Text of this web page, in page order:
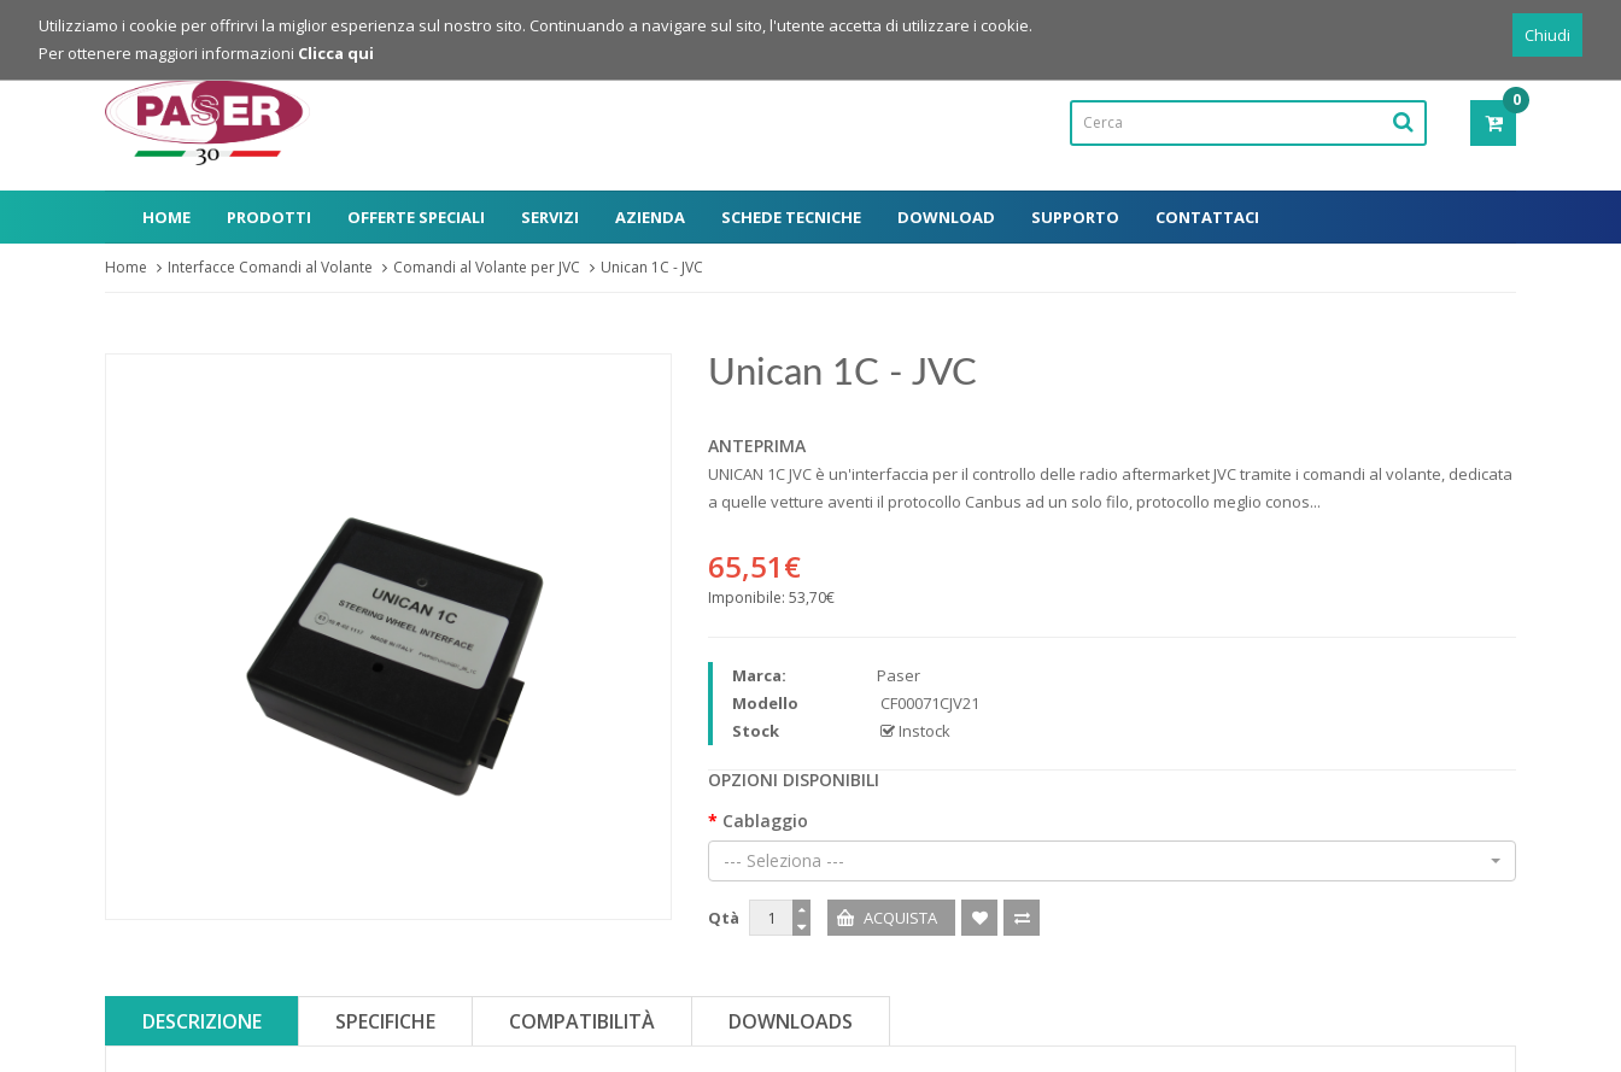
Login Registrazione
0
-
HOME PRODOTTI OFFERTE SPECIALI SERVIZI AZIENDA SCHEDE TECNICHE DOWNLOAD SUPPORTO CONTATTACI
Home Interfacce Comandi al Volante Comandi al Volante per JVC Unican 1C - JVC
Unican 1C - JVC
ANTEPRIMA
UNICAN 1C JVC è un'interfaccia per il controllo delle radio aftermarket JVC tramite i comandi al volante, dedicata
a quelle vetture aventi il protocollo Canbus ad un solo filo, protocollo meglio conos...
65,51€
Imponibile: 53,70€
Marca:
Paser
Modello
CF00071CJV21
Stock
Instock
OPZIONI DISPONIBILI
Cablaggio
--- Seleziona ---
Qtà
DESCRIZIONE SPECIFICHE COMPATIBILITÀ DOWNLOADS
Chiudi
Utilizziamo i cookie per offrirvi la miglior esperienza sul nostro sito. Continuando a navigare sul sito, l'utente accetta di utilizzare i cookie.
Per ottenere maggiori informazioni Clicca qui